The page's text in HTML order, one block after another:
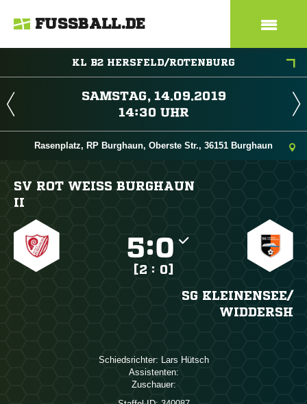
FUSSBALL.DE
KL B2 HERSFELD/ROTENBURG
 
 
Rasenplatz, RP Burghaun, Oberste Str., 36151 Burghaun
SV ROT WEISS BURGHAUN I
I
:
[2 : 0]
SG KLEINENSEE/​
WIDDERSH
Schiedsrichter:  
Assistenten:
Zuschauer: